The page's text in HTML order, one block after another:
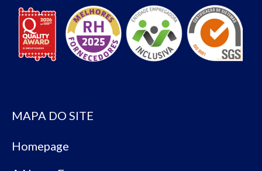
MAPA DO SITE
Homepage